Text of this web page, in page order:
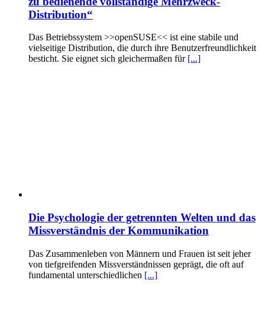
Distribution“
Das Betriebssystem >>openSUSE<< ist eine stabile und
vielseitige Distribution, die durch ihre Benutzerfreundlichkeit
besticht. Sie eignet sich gleichermaßen für [...]
Die Psychologie der getrennten Welten und das
Missverständnis der Kommunikation
Das Zusammenleben von Männern und Frauen ist seit jeher
von tiefgreifenden Missverständnissen geprägt, die oft auf
fundamental unterschiedlichen [...]